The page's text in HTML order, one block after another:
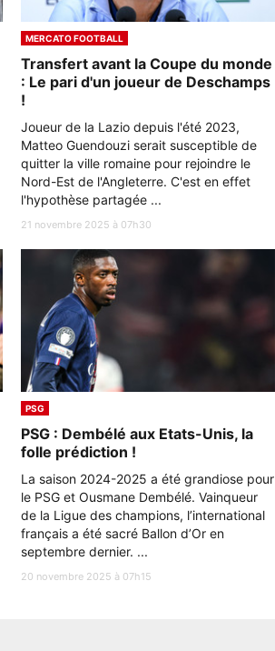
MERCATO FOOTBALL
Transfert avant la Coupe du monde
: Le pari d'un joueur de Deschamps
!
Joueur de la Lazio depuis l'été 2023,
Matteo Guendouzi serait susceptible de
quitter la ville romaine pour rejoindre le
Nord-Est de l'Angleterre. C'est en effet
l'hypothèse partagée ...
21 novembre 2025 à 07h30
PSG
PSG : Dembélé aux Etats-Unis, la
folle prédiction !
La saison 2024-2025 a été grandiose pour
le PSG et Ousmane Dembélé. Vainqueur
de la Ligue des champions, l’international
français a été sacré Ballon d’Or en
septembre dernier. ...
20 novembre 2025 à 07h15